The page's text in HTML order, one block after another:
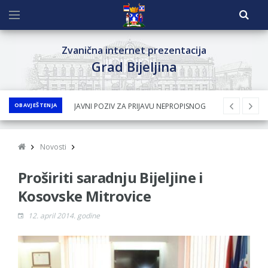
Zvanična internet prezentacija
Grad Bijeljina
OBAVJEŠTENJA
JAVNI POZIV ZA PRIJAVU NEPROPISNOG
ODLAGANjA OTPADA UZ DODJELU
BESPOVRATNIH SREDSTAVA ZA
SUFINANSIRANjE KUPOVINE SEOSKE KUĆE SA
ZA 2026. GODINU
Obavještenje za preduzetnika - Nenad
Novosti
Proširiti saradnju Bijeljine i
Kosovske Mitrovice
12. april 2014. godine